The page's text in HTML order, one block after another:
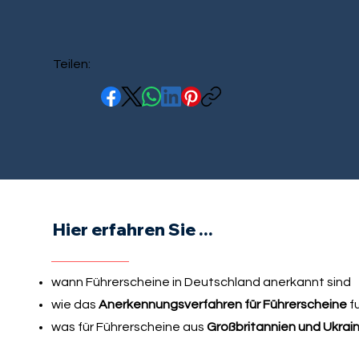
Teilen:
Hier erfahren Sie ...
wann Führerscheine in Deutschland anerkannt sind
wie das Anerkennungsverfahren für Führerscheine
was für Führerscheine aus Großbritannien und